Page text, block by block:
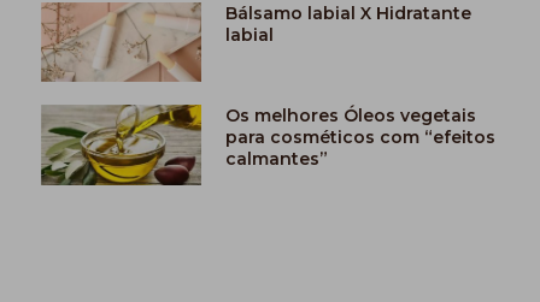
Bálsamo labial X Hidratante
labial
Os melhores Óleos vegetais
para cosméticos com “efeitos
calmantes”